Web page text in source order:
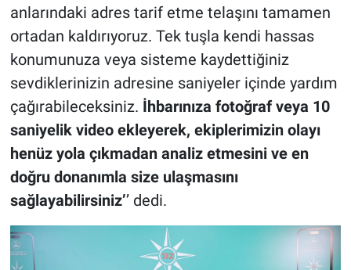
anlarındaki adres tarif etme telaşını tamamen
ortadan kaldırıyoruz. Tek tuşla kendi hassas
konumunuza veya sisteme kaydettiğiniz
sevdiklerinizin adresine saniyeler içinde yardım
çağırabileceksiniz. İhbarınıza fotoğraf veya 10
saniyelik video ekleyerek, ekiplerimizin olayı
henüz yola çıkmadan analiz etmesini ve en
doğru donanımla size ulaşmasını
sağlayabilirsiniz’’ dedi.